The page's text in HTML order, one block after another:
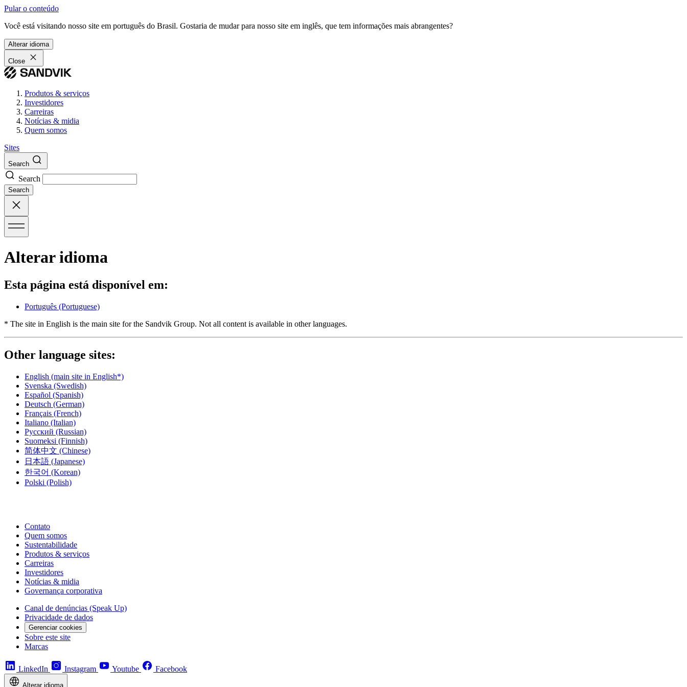
Pular o conteúdo
Você está visitando nosso site em português do Brasil. Gostaria de mudar para nosso site em inglês, que tem informações mais abrangentes?
Alterar idioma
Close
Produtos & serviços
Investidores
Carreiras
Notícias & midia
Quem somos
Sites
Search
Search
Search
Alterar idioma
Esta página está disponível em:
Português (Portuguese)
* The site in English is the main site for the Sandvik Group. Not all content is available in other languages.
Other language sites:
English (main site in English*)
Svenska (Swedish)
Español (Spanish)
Deutsch (German)
Français (French)
Italiano (Italian)
Русский (Russian)
Suomeksi (Finnish)
简体中文 (Chinese)
日本語 (Japanese)
한국어 (Korean)
Polski (Polish)
Contato
Quem somos
Sustentabilidade
Produtos & serviços
Carreiras
Investidores
Notícias & midia
Governança corporativa
Canal de denúncias (Speak Up)
Privacidade de dados
Gerenciar cookies
Sobre este site
Marcas
LinkedIn Instagram Youtube Facebook
Alterar idioma